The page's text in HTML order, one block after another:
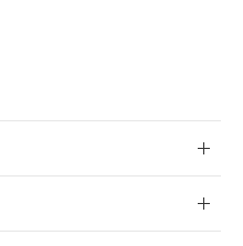
了までの期間は出
することから備考
りました。
のことがない限
割愛しておりま